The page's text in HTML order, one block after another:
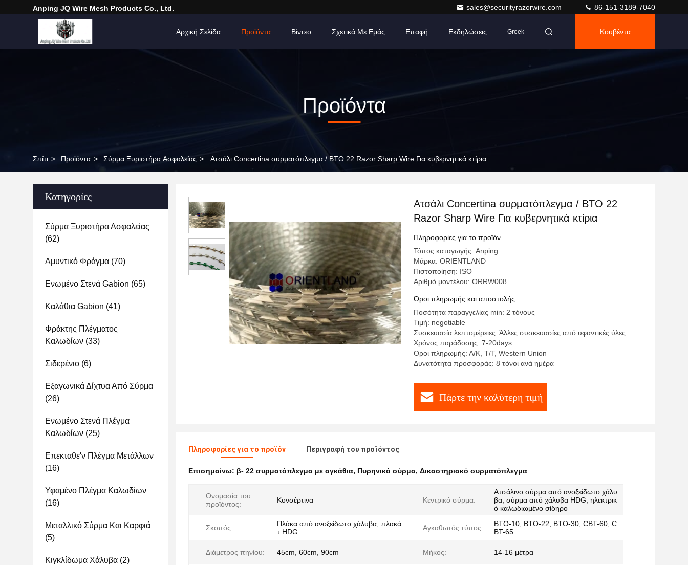
Anping JQ Wire Mesh Products Co., Ltd. sales@securityrazorwire.com 86-151-3189-7040
Αρχική Σελίδα Προϊόντα Βίντεο Σχετικά Με Εμάς Επαφή Εκδηλώσεις Greek Κουβέντα
Προϊόντα
Σπίτι > Προϊόντα > Σύρμα Ξυριστήρα Ασφαλείας > Ατσάλι Concertina συρματόπλεγμα / BTO 22 Razor Sharp Wire Για κυβερνητικά κτίρια
Κατηγορίες
Σύρμα Ξυριστήρα Ασφαλείας
(62)
Αμυντικό Φράγμα (70)
Ενωμένο Στενά Gabion (65)
Καλάθια Gabion (41)
Φράκτης Πλέγματος
Καλωδίων (33)
Σιδερένιο (6)
Εξαγωνικά Δίχτυα Από Σύρμα
(26)
Ενωμένο Στενά Πλέγμα
Καλωδίων (25)
Επεκταθε'ν Πλέγμα Μετάλλων
(16)
Υφαμένο Πλέγμα Καλωδίων
(16)
Μεταλλικό Σύρμα Και Καρφιά
(5)
Κιγκλίδωμα Χάλυβα (2)
Ατσάλι Concertina συρματόπλεγμα / BTO 22
Razor Sharp Wire Για κυβερνητικά κτίρια
Πληροφορίες για το προϊόν
Τόπος καταγωγής: Anping
Μάρκα: ORIENTLAND
Πιστοποίηση: ISO
Αριθμό μοντέλου: ORRW008
Όροι πληρωμής και αποστολής
Ποσότητα παραγγελίας min: 2 τόνους
Τιμή: negotiable
Συσκευασία λεπτομέρειες: Άλλες συσκευασίες από υφαντικές ύλες
Χρόνος παράδοσης: 7-20days
Όροι πληρωμής: Λ/Κ, Τ/Τ, Western Union
Δυνατότητα προσφοράς: 8 τόνοι ανά ημέρα
Πάρτε την καλύτερη τιμή
Πληροφορίες για το προϊόν Περιγραφή του προϊόντος
Επισημαίνω: β- 22 συρματόπλεγμα με αγκάθια, Πυρηνικό σύρμα, Δικαστηριακό συρματόπλεγμα
Ονομασία του
προϊόντος:
Κονσέρτινα Κεντρικό σύρμα:
Ατσάλινο σύρμα από ανοξείδωτο χάλυ
βα, σύρμα από χάλυβα HDG, ηλεκτρικ
ό καλωδιωμένο σίδηρο
Σκοπός::
Πλάκα από ανοξείδωτο χάλυβα, πλακά
τ HDG
Αγκαθωτός τύπος:
BTO-10, BTO-22, BTO-30, CBT-60, C
BT-65
Διάμετρος πηνίου: 45cm, 60cm, 90cm Μήκος: 14-16 μέτρα